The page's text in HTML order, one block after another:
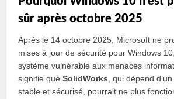
sûr après octobre 2025
Après le 14 octobre 2025, Microsoft ne
mises à jour de sécurité pour Windows
système vulnérable aux menaces
signifie queSolidWorks , qui dépend
stable et sécurisé, pourrait ne plus